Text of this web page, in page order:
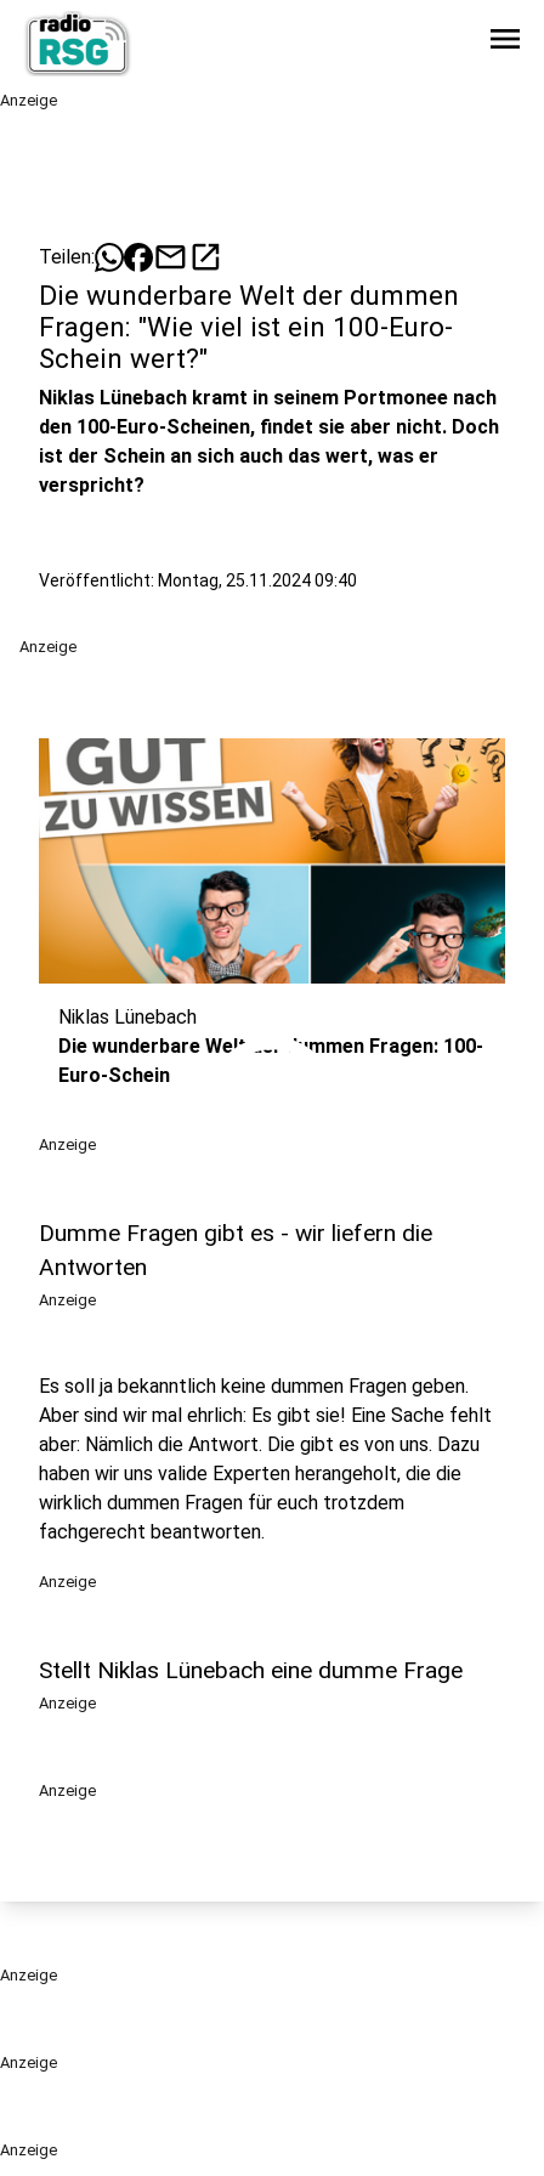
menu
Anzeige
Anzeige
Anzeige
Teilen: mailopen_in_new
Die wunderbare Welt der dummen
Fragen: "Wie viel ist ein 100-Euro-
Schein wert?"
Niklas Lünebach kramt in seinem Portmonee nach
den 100-Euro-Scheinen, findet sie aber nicht. Doch
ist der Schein an sich auch das wert, was er
verspricht?
Veröffentlicht: Montag, 25.11.2024 09:40
Anzeige
play_circle
Niklas Lünebach
Die wunderbare Welt der dummen Fragen: 100-
Euro-Schein
Anzeige
Dumme Fragen gibt es - wir liefern die
Antworten
Anzeige
Es soll ja bekanntlich keine dummen Fragen geben.
Aber sind wir mal ehrlich: Es gibt sie! Eine Sache fehlt
aber: Nämlich die Antwort. Die gibt es von uns. Dazu
haben wir uns valide Experten herangeholt, die die
wirklich dummen Fragen für euch trotzdem
fachgerecht beantworten.
Anzeige
Stellt Niklas Lünebach eine dumme Frage
Anzeige
Anzeige
Anzeige